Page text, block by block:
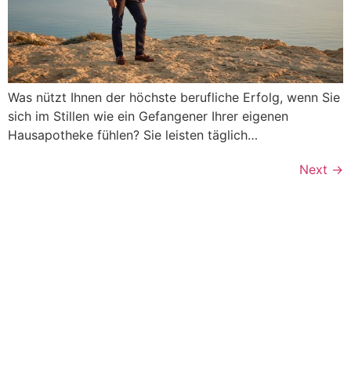
Was nützt Ihnen der höchste berufliche Erfolg, wenn Sie
sich im Stillen wie ein Gefangener Ihrer eigenen
Hausapotheke fühlen? Sie leisten täglich…
Next →